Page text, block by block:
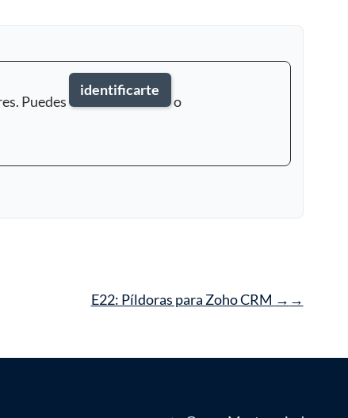
Puedes
identificarte
o
E22: Píldoras para Zoho CRM →